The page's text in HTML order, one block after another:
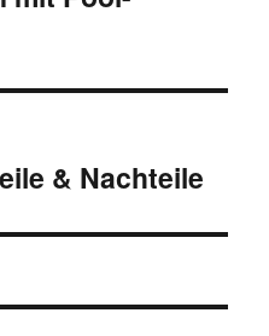
& Nachteile